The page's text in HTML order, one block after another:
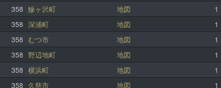
358 鰺ヶ沢町 地図
1
358 深浦町 地図
1
358 むつ市 地図
1
358 野辺地町 地図
1
358 横浜町 地図
1
358 久慈市 地図
1